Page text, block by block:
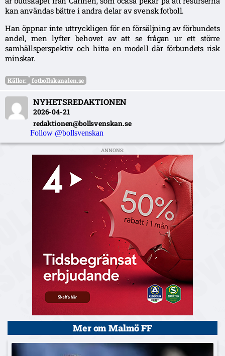
kan användas bättre i andra delar av svensk fotboll.
Han öppnar inte uttryckligen för en försäljning av förbundets
andel, men lyfter behovet av att se frågan ur ett större
samhällsperspektiv och hitta en modell där förbundets risk
minskar.
Källor: fotbollskanalen.se
NYHETSREDAKTIONEN
2026-04-21
redaktionen@bollsvenskan.se
Follow @bollsvenskan
ANNONS:
Mer om Malmö FF